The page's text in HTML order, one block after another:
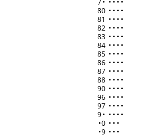
80 • • • •
81 • • • •
82 • • • •
83 • • • •
84 • • • •
85 • • • •
86 • • • •
87 • • • •
88 • • • •
90 • • • •
96 • • • •
97 • • • •
9• • • • •
•0 • • •
•9 • • •